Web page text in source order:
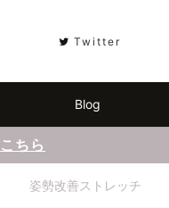
Twitter
Blog
こちら
姿勢改善ストレッチ